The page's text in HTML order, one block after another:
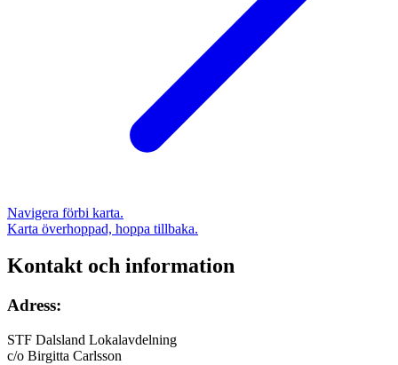
Navigera förbi karta.
Karta överhoppad, hoppa tillbaka.
Kontakt och information
Adress:
STF Dalsland Lokalavdelning
c/o Birgitta Carlsson